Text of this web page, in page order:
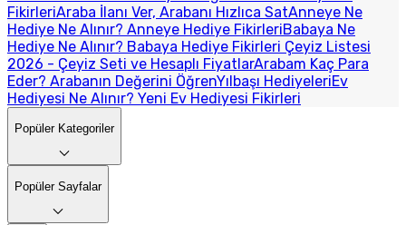
FikirleriAraba İlanı Ver, Arabanı Hızlıca SatAnneye Ne
Hediye Ne Alınır? Anneye Hediye FikirleriBabaya Ne
Hediye Ne Alınır? Babaya Hediye Fikirleri Çeyiz Listesi
2026 - Çeyiz Seti ve Hesaplı FiyatlarArabam Kaç Para
Eder? Arabanın Değerini ÖğrenYılbaşı HediyeleriEv
Hediyesi Ne Alınır? Yeni Ev Hediyesi Fikirleri
Popüler Kategoriler
Popüler Sayfalar